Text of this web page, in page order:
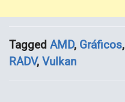
Tagged AMD, Gráficos,
RADV, Vulkan